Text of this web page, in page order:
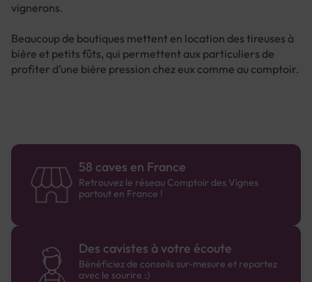
vignerons.
Beaucoup de boutiques mettent en location des tireuses à
bière et petits fûts, qui permettent aux particuliers de
profiter d’une bière pression chez eux comme au comptoir.
58 caves en France
Retrouvez le réseau Comptoir des Vignes
partout en France !
Des cavistes à votre écoute
Bénéficiez de conseils sur-mesure et repartez
avec le sourire :)